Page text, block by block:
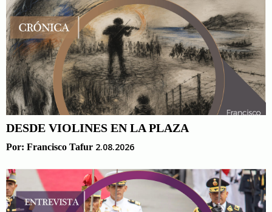
DESDE VIOLINES EN LA PLAZA
Por: Francisco Tafur 2.08.2026